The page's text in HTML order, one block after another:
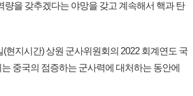
량을 갖추겠다는 야망을 갖고 계속해서 핵과 탄
지시간) 상원 군사위원회의 2022 회계연도 국
중국의 점증하는 군사력에 대처하는 동안에